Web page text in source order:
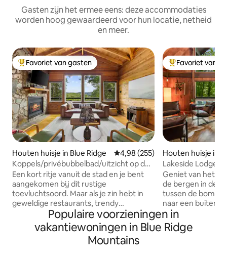
Gasten zijn het ermee eens: deze accommodaties
worden hoog gewaardeerd voor hun locatie, netheid
en meer.
Topfavoriet van gasten
Favoriet van gasten
Houten huisje in Blue Ridge Gemiddelde beoordeling van
4,98 (255)
Koppels/privébubbelbad/uitzicht op de
bergen/vuurplaats/veranda met scherm
Een kort ritje vanuit de stad en je bent
aangekomen bij dit rustige
toevluchtsoord. Maar als je zin hebt in
geweldige restaurants, trendy
bars/brouwerijen of unieke winkels in
een klein stadje, bevindt je je op slechts
enkele minuten afstand van het
centrum van Blue Ridge. In deze volledig
Topfavoriet van
Favoriet van
Houten huisje in
Lakeside Lodge
Geniet van het
de bergen in
tussen de
naar een
verjongende
het allemaal!
vijf hectare,
Populaire voorzieningen in
vakantiewoningen in Blue Ridge
Mountains